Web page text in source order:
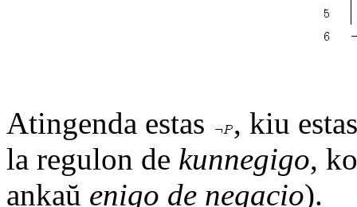
Atingenda estas
, kiu
la regulon de kunnegigo,
ankaŭ enigo de negacio).